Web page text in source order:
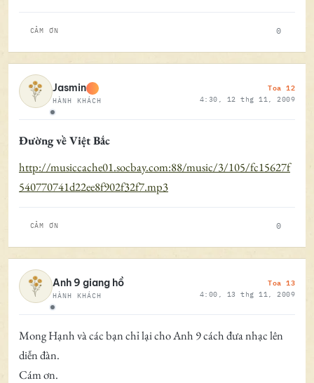
CẢM ƠN 0
Ngoại tuyến
Jasmin
HÀNH KHÁCH
Toa 12
4:30, 12 thg 11, 2009
Đường về Việt Bắc
http://musiccache01.socbay.com:88/music/3/105/fc15627f
540770741d22ee8f902f32f7.mp3
CẢM ƠN 0
Ngoại tuyến
Anh 9 giang hồ
HÀNH KHÁCH
Toa 13
4:00, 13 thg 11, 2009
Mong Hạnh và các bạn chỉ lại cho Anh 9 cách đưa nhạc lên
diễn đàn.
Cám ơn.